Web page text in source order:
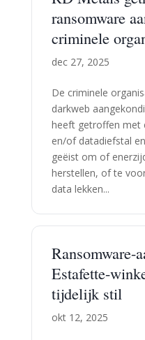
ransomware
criminele
dec 27, 2025
De criminele
darkweb
heeft getroffen met
en/of datadiefstal
geëist om of
herstellen, of te
data lekken...
Ransomware-
Estafette-
tijdelijk stil
okt 12, 2025